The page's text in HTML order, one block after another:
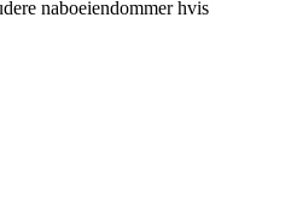
naboeiendommer hvis